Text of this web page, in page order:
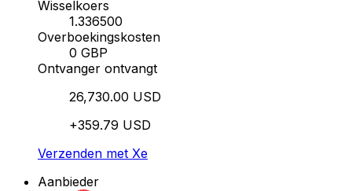
Wisselkoers
1.336500
Overboekingskosten
0 GBP
Ontvanger ontvangt
26,730.00 USD
+359.79 USD
Verzenden met Xe
Aanbieder